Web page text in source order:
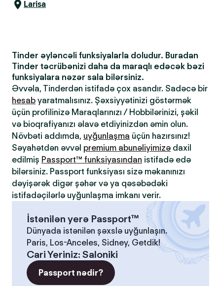
Larisa
Tinder əyləncəli funksiyalarla doludur. Buradan
Tinder təcrübənizi daha da maraqlı edəcək bəzi
funksiyalara nəzər sala bilərsiniz.
Əvvəla, Tinderdən istifadə çox asandır. Sadəcə bir
hesab yaratmalısınız. Şəxsiyyətinizi göstərmək
üçün profilinizə Maraqlarınızı / Hobbilərinizi, şəkil
və bioqrafiyanızı əlavə etdiyinizdən əmin olun.
Növbəti addımda, uyğunlaşma üçün hazırsınız!
Səyahətdən əvvəl premium abunəliyimizə daxil
edilmiş Passport™ funksiyasından istifadə edə
bilərsiniz. Passport funksiyası sizə məkanınızı
dəyişərək digər şəhər və ya qəsəbədəki
istifadəçilərlə uyğunlaşma imkanı verir.
İstənilən yerə Passport™
Dünyada istənilən şəxslə uyğunlaşın.
Paris, Los-Anceles, Sidney, Getdik!
Cari Yeriniz: Saloniki
Passport nədir?